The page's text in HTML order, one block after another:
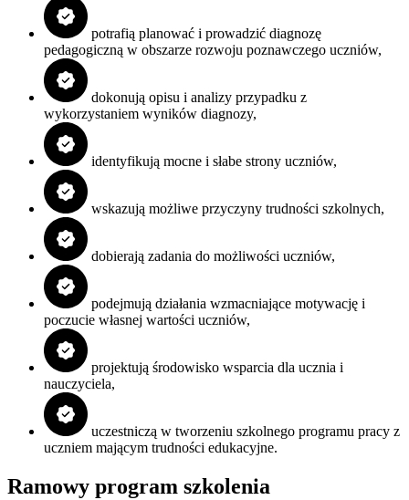
potrafią planować i prowadzić diagnozę
pedagogiczną w obszarze rozwoju poznawczego uczniów,
dokonują opisu i analizy przypadku z
wykorzystaniem wyników diagnozy,
identyfikują mocne i słabe strony uczniów,
wskazują możliwe przyczyny trudności szkolnych,
dobierają zadania do możliwości uczniów,
podejmują działania wzmacniające motywację i
poczucie własnej wartości uczniów,
projektują środowisko wsparcia dla ucznia i
nauczyciela,
uczestniczą w tworzeniu szkolnego programu pracy z
uczniem mającym trudności edukacyjne.
Ramowy program szkolenia